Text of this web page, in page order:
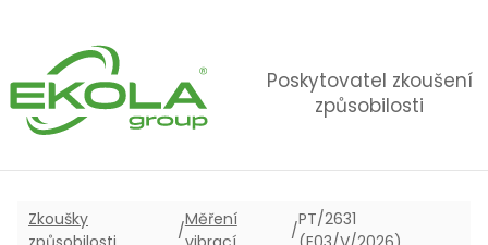
Poskytovatel zkoušení
způsobilosti
Zkoušky
/
Měření
/
PT/2631